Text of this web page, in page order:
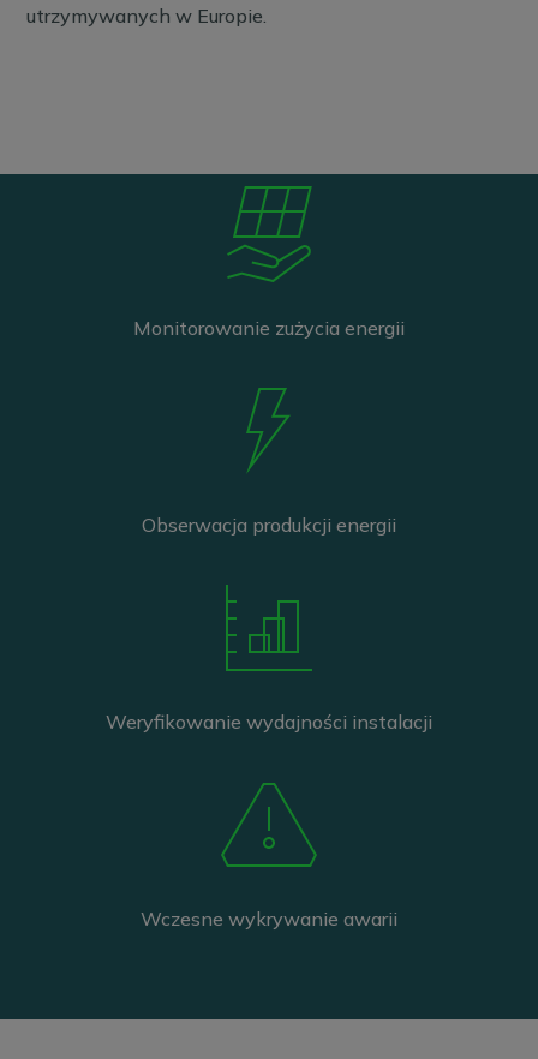
utrzymywanych w Europie.
Monitorowanie zużycia energii
Obserwacja produkcji energii
Weryfikowanie wydajności instalacji
Wczesne wykrywanie awarii